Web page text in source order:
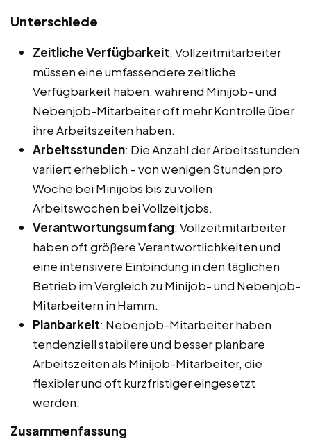
Unterschiede
Zeitliche Verfügbarkeit: Vollzeitmitarbeiter
müssen eine umfassendere zeitliche
Verfügbarkeit haben, während Minijob- und
Nebenjob-Mitarbeiter oft mehr Kontrolle über
ihre Arbeitszeiten haben.
Arbeitsstunden: Die Anzahl der Arbeitsstunden
variiert erheblich – von wenigen Stunden pro
Woche bei Minijobs bis zu vollen
Arbeitswochen bei Vollzeitjobs.
Verantwortungsumfang: Vollzeitmitarbeiter
haben oft größere Verantwortlichkeiten und
eine intensivere Einbindung in den täglichen
Betrieb im Vergleich zu Minijob- und Nebenjob-
Mitarbeitern in Hamm.
Planbarkeit: Nebenjob-Mitarbeiter haben
tendenziell stabilere und besser planbare
Arbeitszeiten als Minijob-Mitarbeiter, die
flexibler und oft kurzfristiger eingesetzt
werden.
Zusammenfassung